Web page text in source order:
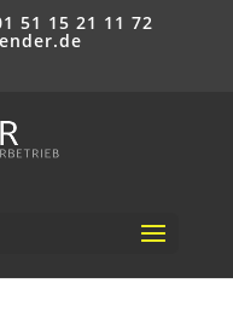
51 15 21 11 72